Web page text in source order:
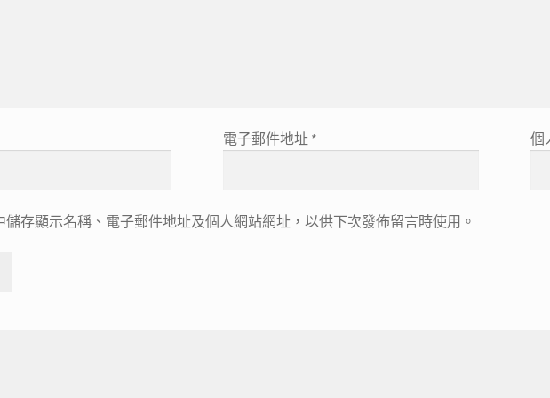
電子郵件地址 * 個
儲存顯示名稱、電子郵件地址及個人網站網址，以供下次發佈留言時使用。